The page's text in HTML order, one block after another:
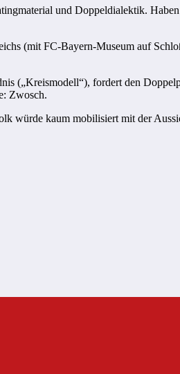
und Doppeldialektik.
(mit FC-Bayern-Museum auf
(„Kreismodell“), fordert den
Zwosch.
würde kaum mobilisiert mit der